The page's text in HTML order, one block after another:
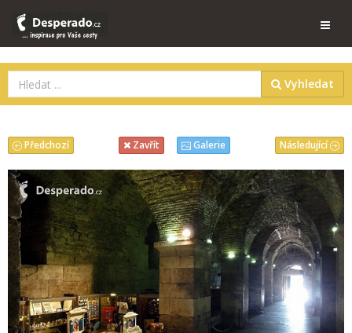
Vyhledat
Následující
Předchozí Zavřít Galerie